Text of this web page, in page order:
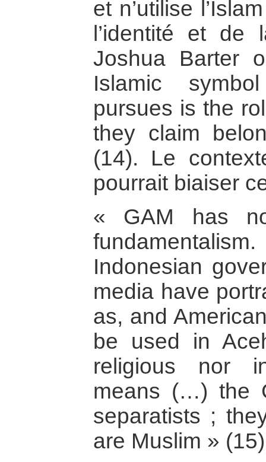
et n’utilise
l’identité et de
Joshua Barter
Islamic
pursues is the
they claim
(14). Le
pourrait biaiser
« GAM has
Indonesian
media have
as, and
be used in
religious nor
means (…) the
separatists ;
are Muslim »